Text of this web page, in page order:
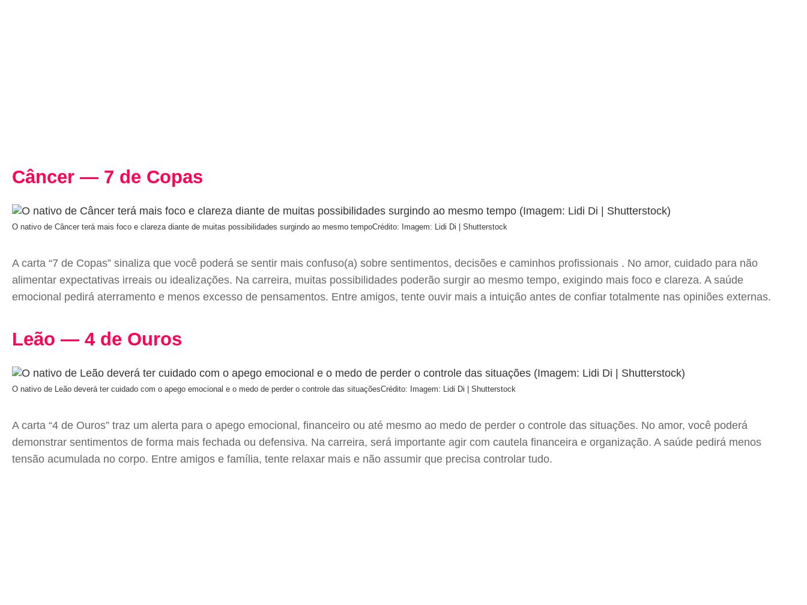
Câncer — 7 de Copas
O nativo de Câncer terá mais foco e clareza diante de muitas possibilidades surgindo ao mesmo tempoCrédito: Imagem: Lidi Di | Shutterstock
A carta “7 de Copas” sinaliza que você poderá se sentir mais confuso(a) sobre sentimentos, decisões e caminhos profissionais . No amor, cuidado para não
alimentar expectativas irreais ou idealizações. Na carreira, muitas possibilidades poderão surgir ao mesmo tempo, exigindo mais foco e clareza. A saúde
emocional pedirá aterramento e menos excesso de pensamentos. Entre amigos, tente ouvir mais a intuição antes de confiar totalmente nas opiniões externas.
Leão — 4 de Ouros
O nativo de Leão deverá ter cuidado com o apego emocional e o medo de perder o controle das situaçõesCrédito: Imagem: Lidi Di | Shutterstock
A carta “4 de Ouros” traz um alerta para o apego emocional, financeiro ou até mesmo ao medo de perder o controle das situações. No amor, você poderá
demonstrar sentimentos de forma mais fechada ou defensiva. Na carreira, será importante agir com cautela financeira e organização. A saúde pedirá menos
tensão acumulada no corpo. Entre amigos e família, tente relaxar mais e não assumir que precisa controlar tudo.